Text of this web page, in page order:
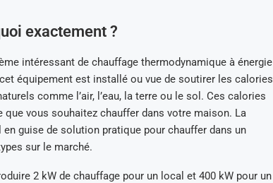
exactement ?
intéressant de chauffage thermodynamique à énergie
équipement est installé ou vue de soutirer les calories
comme l’air, l’eau, la terre ou le sol. Ces calories
vous souhaitez chauffer dans votre maison. La
guise de solution pratique pour chauffer dans un
sur le marché.
2 kW de chauffage pour un local et 400 kW pour un